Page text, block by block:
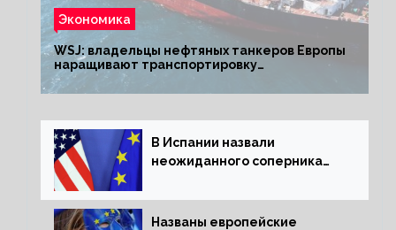
Экономика
WSJ: владельцы нефтяных танкеров Европы
наращивают транспортировку
из РФ до санкций
В Испании назвали
неожиданного соперника
Названы европейские